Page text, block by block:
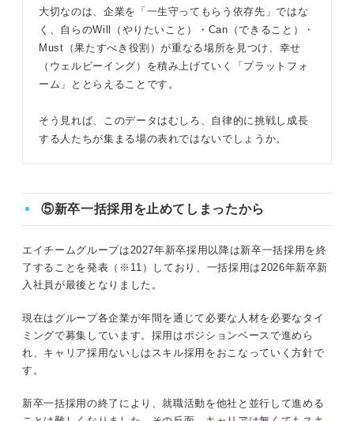
大切なのは、企業を「一生守ってもらう依存先」ではな
く、自らのWill（やりたいこと）・Can（できること）・
Must（果たすべき役割）が重なる場所を見つけ、幸せ
（ウェルビーイング）を積み上げていく「プラットフォ
ーム」ととらえることです。
そう見れば、このデータはむしろ、自律的に挑戦し成長
する人たちが集まる場の表れではないでしょうか。
⑤新卒一括採用を止めてしまったから
エイチームグループは2027年新卒採用以降は新卒一括採用を終
了することを発表（※11）しており、一括採用は2026年新卒新
入社員が最後となりました。
現在はグループ各企業が年間を通じて必要な人材を必要なタイ
ミングで募集しています。採用はポジションベースで進めら
れ、キャリア採用ないしはスキル採用をおこなっていく方針で
す。
新卒一括採用の終了により、就職活動を他社と並行して進める